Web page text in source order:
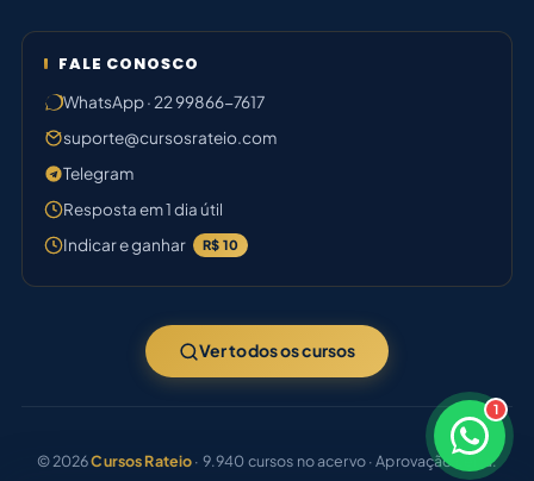
×
Responde em breve
1
FALE CONOSCO
WhatsApp · 22 99866-7617
suporte@cursosrateio.com
Telegram
Resposta em 1 dia útil
Indicar e ganhar
R$ 10
Ver todos os cursos
© 2026Cursos Rateio· 9.940 cursos no acervo · Aprovação certa.